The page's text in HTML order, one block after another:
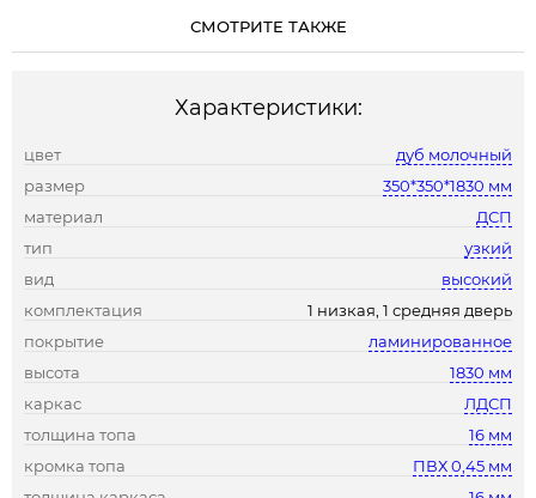
СМОТРИТЕ ТАКЖЕ
Характеристики:
цвет
дуб молочный
размер
350*350*1830 мм
материал
ДСП
тип
узкий
вид
высокий
комплектация
1 низкая, 1 средняя дверь
покрытие
ламинированное
высота
1830 мм
каркас
ЛДСП
толщина топа
16 мм
кромка топа
ПВХ 0,45 мм